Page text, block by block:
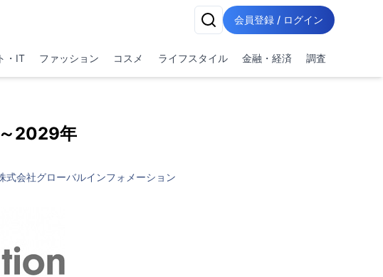
会員登録 / ログイン
・IT ファッション コスメ ライフスタイル 金融・経済 調査
2029年
式会社グローバルインフォメーション